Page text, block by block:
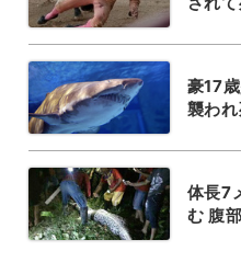
豪17
襲わ
体長7
む 腹